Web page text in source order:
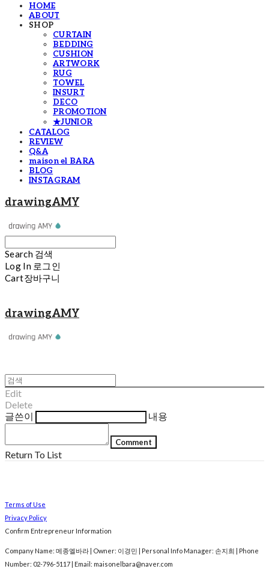
HOME
ABOUT
SHOP
CURTAIN
BEDDING
CUSHION
ARTWORK
RUG
TOWEL
INSURT
DECO
PROMOTION
★JUNIOR
CATALOG
REVIEW
Q&A
maison el BARA
BLOG
INSTAGRAM
drawingAMY
Search 검색
Log In 로그인
Cart장바구니
drawingAMY
Edit
Delete
글쓴이
내용
Comment
Return To List
Terms of Use
Privacy Policy
Confirm Entrepreneur Information
Company Name: 메종엘바라 | Owner: 이경민 | Personal Info Manager: 손지희 | Phone
Number: 02-796-5117 | Email: maisonelbara@naver.com